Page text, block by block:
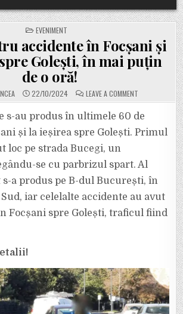
POSTED
IN
EVENIMENT
accidente în Focșani și
Golești, în mai puțin
de o oră!
22/10/2024 LEAVE A COMMENT
ACUM:
ACCIDENTE
ÎN
FOCȘANI
ȘI
GOLEȘTI,
MAI
PUȚIN
DE
O
ORĂ!
s-au produs în ultimele 60 de
și la ieșirea spre Golești. Primul
loc pe strada Bucegi, un
se cu parbrizul spart. Al
s-a produs pe B-dul București, în
iar celelalte accidente au avut
Focșani spre Golești, traficul fiind